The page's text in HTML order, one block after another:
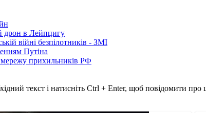
дрон в Лейпцигу
війні безпілотників - ЗМІ
Путіна
прихильників РФ
текст і натисніть Ctrl + Enter, щоб повідомити про